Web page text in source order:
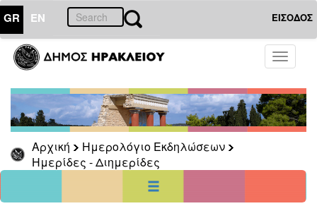
GR EN ΕΙΣΟΔΟΣ
Toggle
Αρχική
Ημερολόγιο Εκδηλώσεων
Ημερίδες - Διημερίδες
10Σεπτέμβριος
2021
Δευ Τρι Τετ Πεμ Παρ Σαβ
1 2 3
4
12
13 14 15 16 17
18
19
20 21 22 23 24
25